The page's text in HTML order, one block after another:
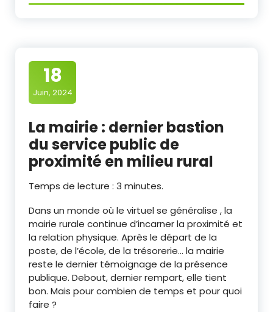
18
Juin, 2024
La mairie : dernier bastion
du service public de
proximité en milieu rural
Temps de lecture : 3 minutes.
Dans un monde où le virtuel se généralise , la
mairie rurale continue d’incarner la proximité et
la relation physique. Après le départ de la
poste, de l’école, de la trésorerie… la mairie
reste le dernier témoignage de la présence
publique. Debout, dernier rempart, elle tient
bon. Mais pour combien de temps et pour quoi
faire ?